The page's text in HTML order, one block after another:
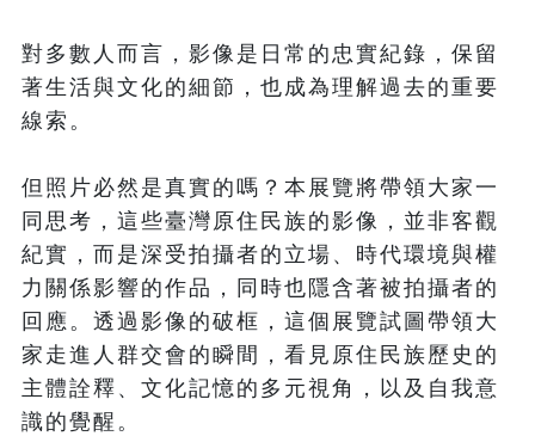
對多數人而言，影像是日常的忠實紀錄，保留
著生活與文化的細節，也成為理解過去的重要
線索。
但照片必然是真實的嗎？本展覽將帶領大家一
同思考，這些臺灣原住民族的影像，並非客觀
紀實，而是深受拍攝者的立場、時代環境與權
力關係影響的作品，同時也隱含著被拍攝者的
回應。透過影像的破框，這個展覽試圖帶領大
家走進人群交會的瞬間，看見原住民族歷史的
主體詮釋、文化記憶的多元視角，以及自我意
識的覺醒。